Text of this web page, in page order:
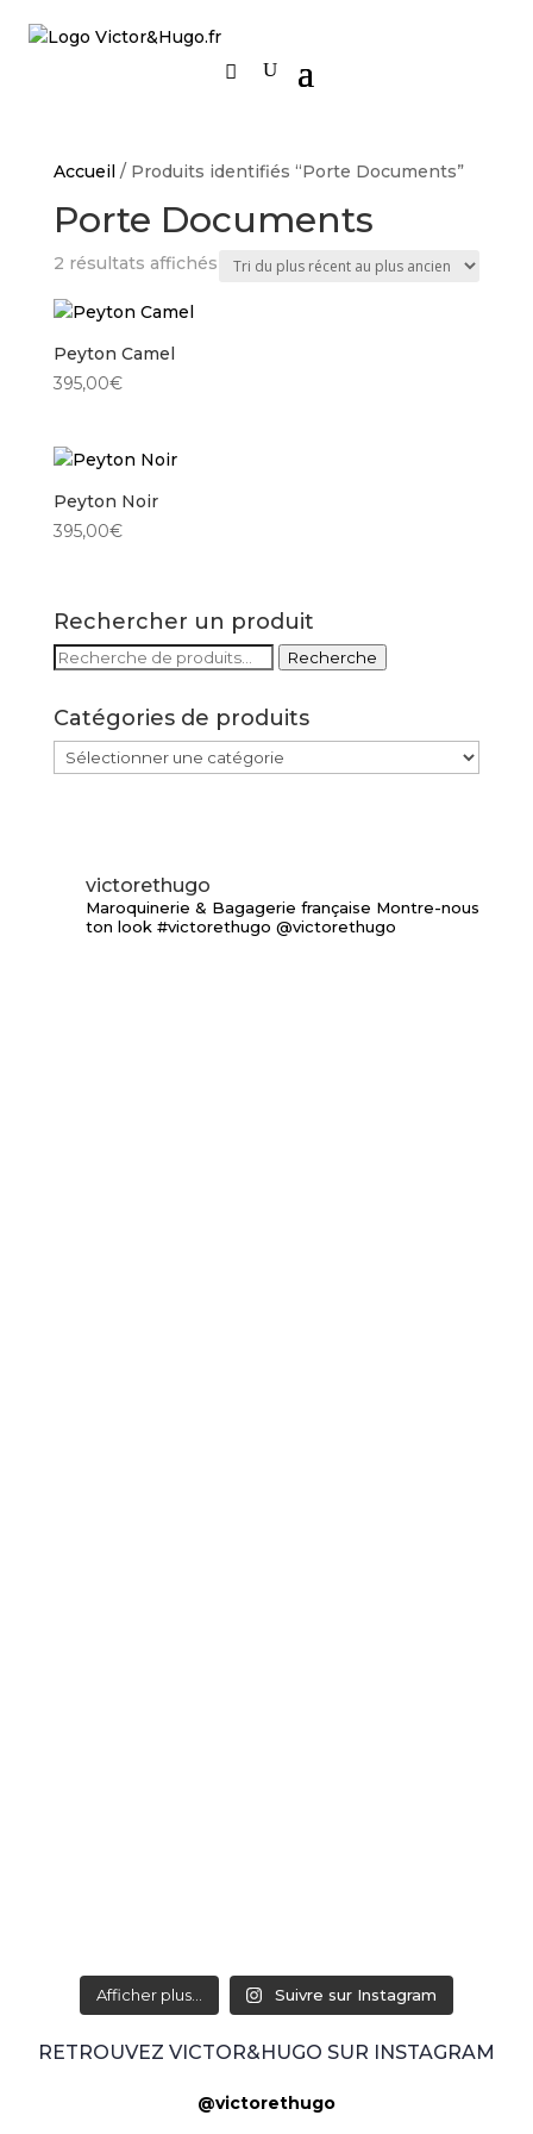
Accueil/ Produits identifiés “Porte Documents”
Porte Documents
2 résultats affichésTrié
Peyton Camel
395,00€
Peyton Noir
395,00€
Rechercher un produit
Recherche
Recherche
Catégories de produits
victorethugo
Maroquinerie & Bagagerie française Montre-nous
ton look #victorethugo @victorethugo
Afficher plus... Suivre sur Instagram
RETROUVEZ VICTOR&HUGO SUR INSTAGRAM
@victorethugo